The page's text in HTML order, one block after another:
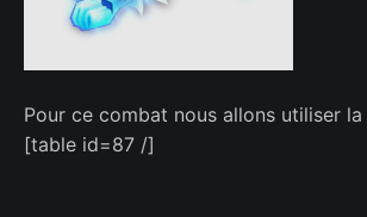
Pour ce combat nous allons utiliser
[table id=87 /]